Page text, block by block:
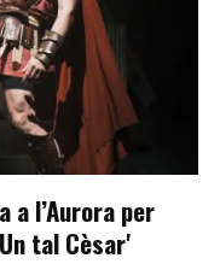
a l’Aurora per
tal Cèsar'